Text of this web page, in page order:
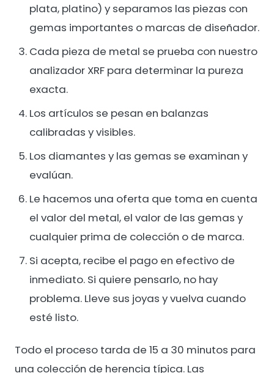
plata, platino) y separamos las piezas con
gemas importantes o marcas de diseñador.
Cada pieza de metal se prueba con nuestro
analizador XRF para determinar la pureza
exacta.
Los artículos se pesan en balanzas
calibradas y visibles.
Los diamantes y las gemas se examinan y
evalúan.
Le hacemos una oferta que toma en cuenta
el valor del metal, el valor de las gemas y
cualquier prima de colección o de marca.
Si acepta, recibe el pago en efectivo de
inmediato. Si quiere pensarlo, no hay
problema. Lleve sus joyas y vuelva cuando
esté listo.
Todo el proceso tarda de 15 a 30 minutos para
una colección de herencia típica. Las